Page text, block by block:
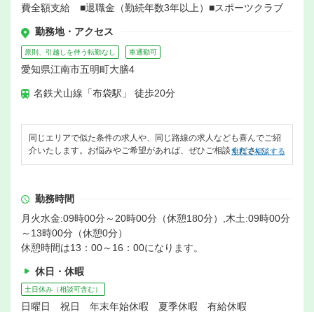
費全額支給 ■退職金（勤続年数3年以上）■スポーツクラブ
勤務地・アクセス
原則、引越しを伴う転勤なし 車通勤可
愛知県江南市五明町大膳4
名鉄犬山線「布袋駅」 徒歩20分
同じエリアで似た条件の求人や、同じ路線の求人なども喜んでご紹
介いたします。お悩みやご希望があれば、ぜひご相談ください。
無料で相談する
勤務時間
月火水金:09時00分～20時00分（休憩180分）,木土:09時00分
～13時00分（休憩0分）
休憩時間は13：00～16：00になります。
休日・休暇
土日休み（相談可含む）
日曜日 祝日 年末年始休暇 夏季休暇 有給休暇